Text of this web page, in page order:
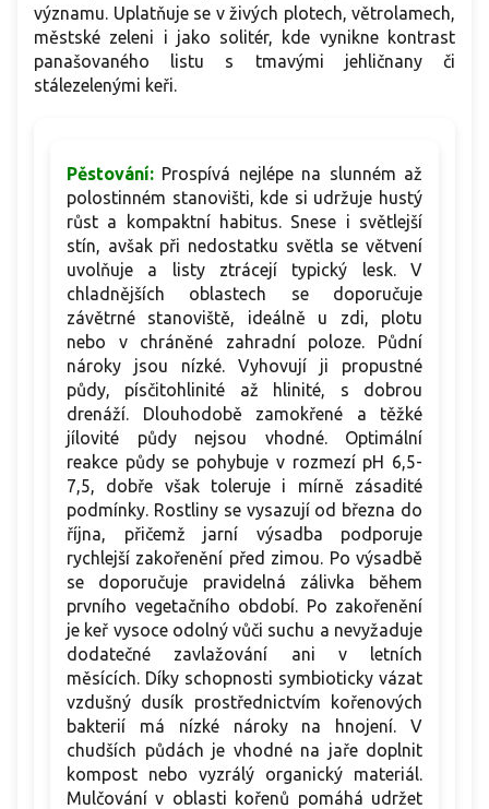
významu. Uplatňuje se v živých plotech, větrolamech,
městské zeleni i jako solitér, kde vynikne kontrast
panašovaného listu s tmavými jehličnany či
stálezelenými keři.
Pěstování: Prospívá nejlépe na slunném až
polostinném stanovišti, kde si udržuje hustý
růst a kompaktní habitus. Snese i světlejší
stín, avšak při nedostatku světla se větvení
uvolňuje a listy ztrácejí typický lesk. V
chladnějších oblastech se doporučuje
závětrné stanoviště, ideálně u zdi, plotu
nebo v chráněné zahradní poloze. Půdní
nároky jsou nízké. Vyhovují ji propustné
půdy, písčitohlinité až hlinité, s dobrou
drenáží. Dlouhodobě zamokřené a těžké
jílovité půdy nejsou vhodné. Optimální
reakce půdy se pohybuje v rozmezí pH 6,5-
7,5, dobře však toleruje i mírně zásadité
podmínky. Rostliny se vysazují od března do
října, přičemž jarní výsadba podporuje
rychlejší zakořenění před zimou. Po výsadbě
se doporučuje pravidelná zálivka během
prvního vegetačního období. Po zakořenění
je keř vysoce odolný vůči suchu a nevyžaduje
dodatečné zavlažování ani v letních
měsících. Díky schopnosti symbioticky vázat
vzdušný dusík prostřednictvím kořenových
bakterií má nízké nároky na hnojení. V
chudších půdách je vhodné na jaře doplnit
kompost nebo vyzrálý organický materiál.
Mulčování v oblasti kořenů pomáhá udržet